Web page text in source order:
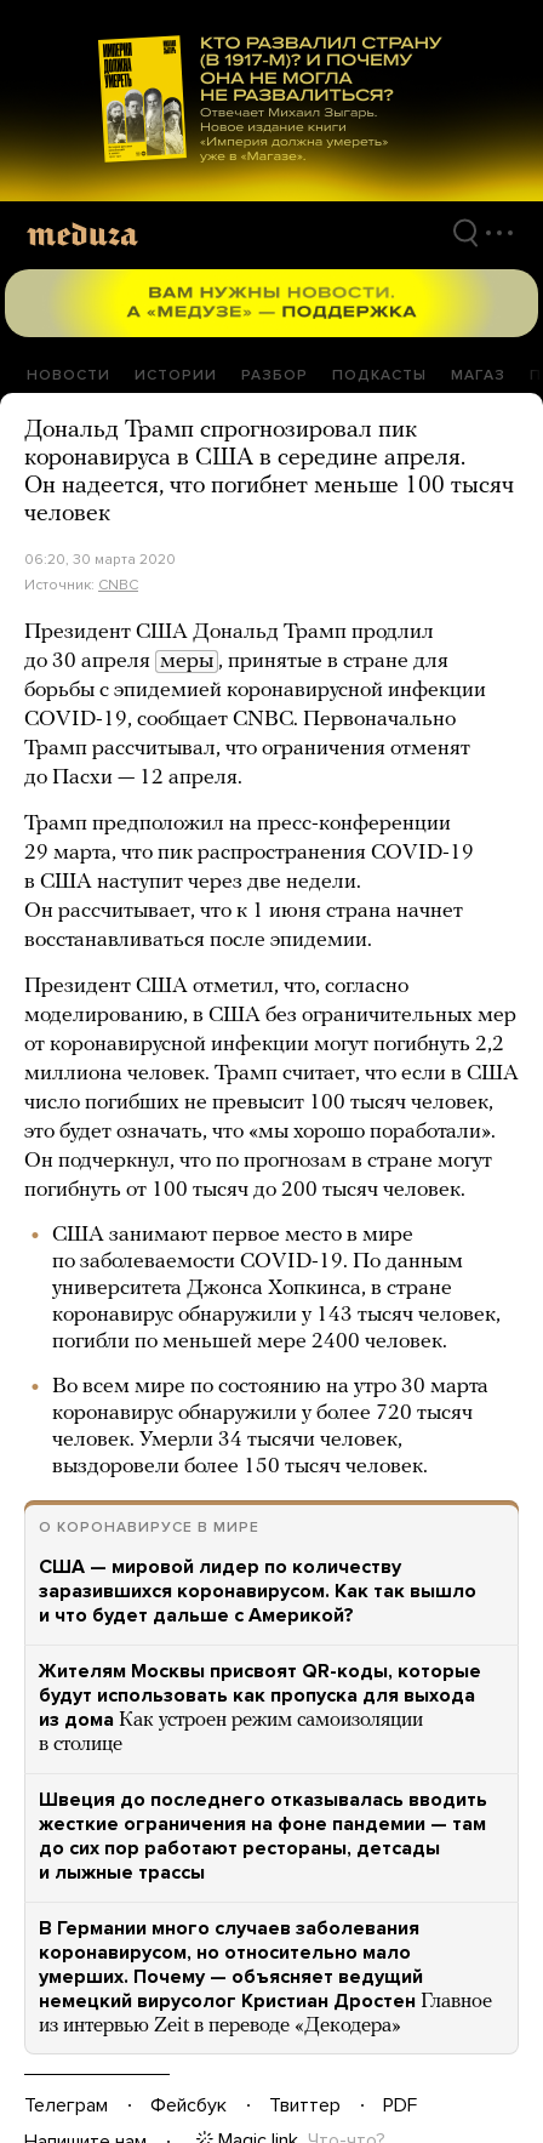
материалам
НОВОСТИ ИСТОРИИ РАЗБОР ПОДКАСТЫ МАГАЗ
Дональд Трамп спрогнозировал пик
коронавируса в США в середине апреля.
Он надеется, что погибнет меньше 100 тысяч
человек
06:20, 30 марта 2020
Источник: CNBC
Президент США Дональд Трамп продлил
до 30 апреля меры , принятые в стране для
борьбы с эпидемией коронавирусной инфекции
COVID-19, сообщает CNBC. Первоначально
Трамп рассчитывал, что ограничения отменят
до Пасхи — 12 апреля.
Трамп предположил на пресс-конференции
29 марта, что пик распространения COVID-19
в США наступит через две недели.
Он рассчитывает, что к 1 июня страна начнет
восстанавливаться после эпидемии.
Президент США отметил, что, согласно
моделированию, в США без ограничительных мер
от коронавирусной инфекции могут погибнуть 2,2
миллиона человек. Трамп считает, что если в США
число погибших не превысит 100 тысяч человек,
это будет означать, что «мы хорошо поработали».
Он подчеркнул, что по прогнозам в стране могут
погибнуть от 100 тысяч до 200 тысяч человек.
США занимают первое место в мире
по заболеваемости COVID-19. По данным
университета Джонса Хопкинса, в стране
коронавирус обнаружили у 143 тысяч человек,
погибли по меньшей мере 2400 человек.
Во всем мире по состоянию на утро 30 марта
коронавирус обнаружили у более 720 тысяч
человек. Умерли 34 тысячи человек,
выздоровели более 150 тысяч человек.
О КОРОНАВИРУСЕ В МИРЕ
США — мировой лидер по количеству
заразившихся коронавирусом. Как так вышло
и что будет дальше с Америкой?
Жителям Москвы присвоят QR-коды, которые
будут использовать как пропуска для выхода
из дома Как устроен режим самоизоляции
в столице
Швеция до последнего отказывалась вводить
жесткие ограничения на фоне пандемии — там
до сих пор работают рестораны, детсады
и лыжные трассы
В Германии много случаев заболевания
коронавирусом, но относительно мало
умерших. Почему — объясняет ведущий
немецкий вирусолог Кристиан Дростен Главное
из интервью Zeit в переводе «Декодера»
Телеграм Фейсбук Твиттер
PDF